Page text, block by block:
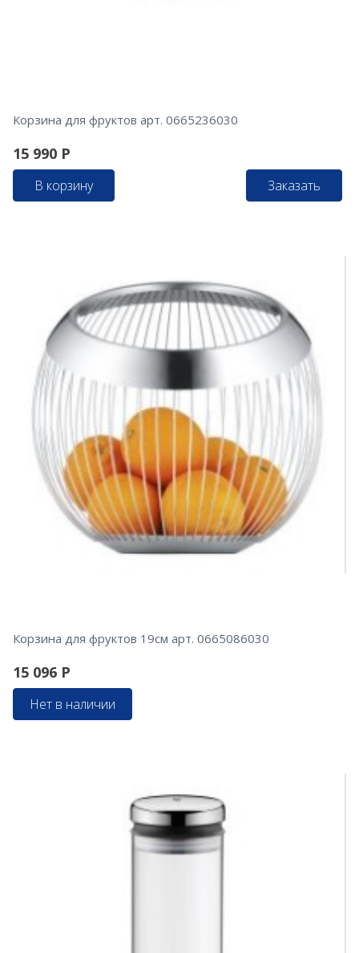
Корзина для фруктов арт. 0665236030
15 990 Р
В корзину Заказать
Корзина для фруктов 19см арт. 0665086030
15 096 Р
Нет в наличии